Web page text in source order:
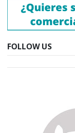
FOLLOW US